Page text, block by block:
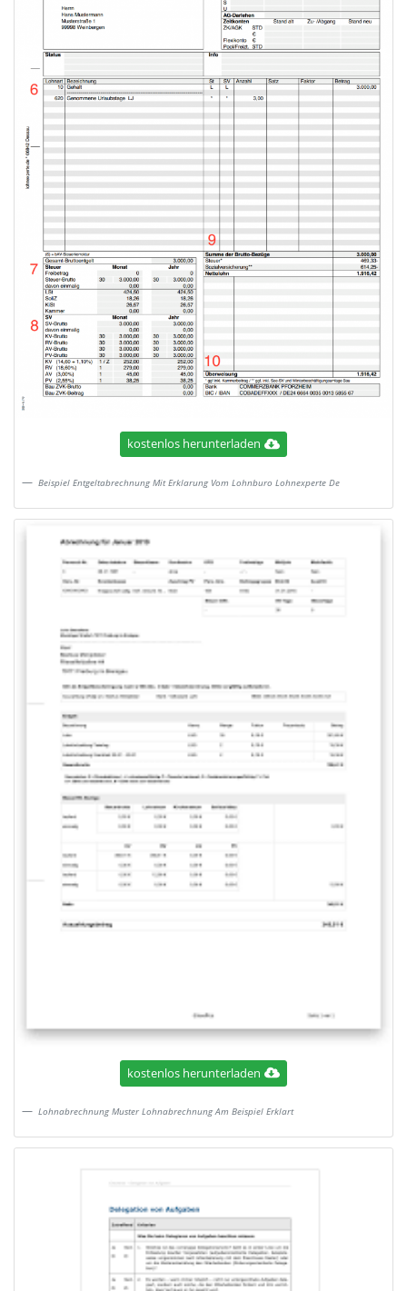
kostenlos herunterladen
Beispiel Entgeltabrechnung Mit Erklarung Vom Lohnburo Lohnexperte De
kostenlos herunterladen
Lohnabrechnung Muster Lohnabrechnung Am Beispiel Erklart